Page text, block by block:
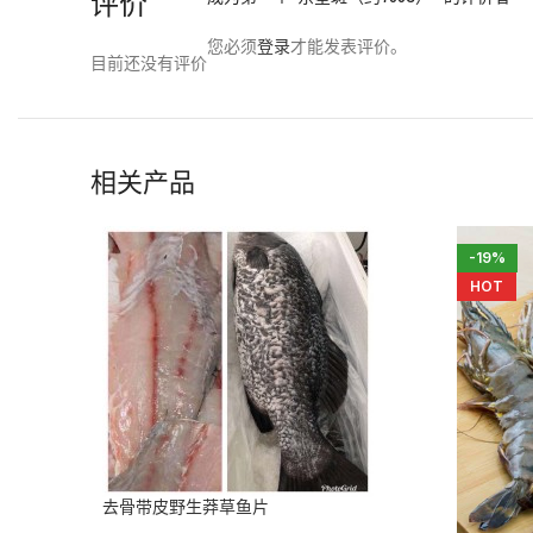
目前还没有评价
您必须登录才能发表评价。
相关产品
去骨带皮野生莽草鱼片
-19%
HOT